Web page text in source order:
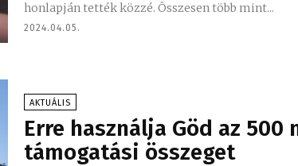
honlapján tették közzé. Összesen több mint...
2024.04.05.
AKTUÁLIS
Erre használja Göd az 500
támogatási összeget